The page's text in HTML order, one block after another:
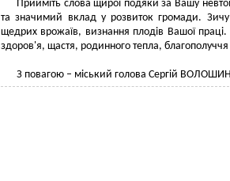
Прийміть слова щирої подяки за Вашу
та значимий вклад у розвиток громади. Зичу
щедрих врожаїв, визнання плодів Вашої
здоров'я, щастя, родинного тепла,
З повагою – міський голова Сергій ВОЛОШИН